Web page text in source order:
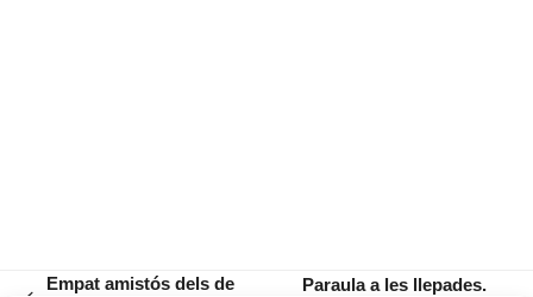
Empat amistós dels de
Paraula a les llepades.